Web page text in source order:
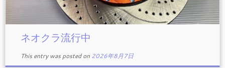
ネオクラ流行中
This entry was posted on 2026年8月7日